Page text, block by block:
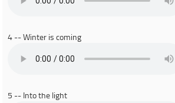
4 -- Winter is coming
5 -- Into the light